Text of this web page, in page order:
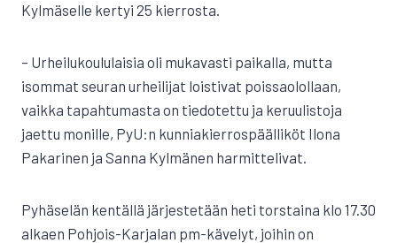
Kylmäselle kertyi 25 kierrosta.
– Urheilukoululaisia oli mukavasti paikalla, mutta
isommat seuran urheilijat loistivat poissaolollaan,
vaikka tapahtumasta on tiedotettu ja keruulistoja
jaettu monille, PyU:n kunniakierrospäälliköt Ilona
Pakarinen ja Sanna Kylmänen harmittelivat.
Pyhäselän kentällä järjestetään heti torstaina klo 17.30
alkaen Pohjois-Karjalan pm-kävelyt, joihin on